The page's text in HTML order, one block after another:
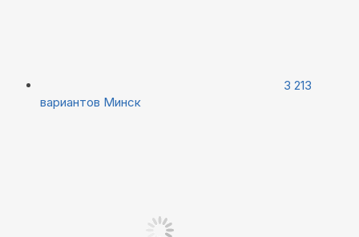
3 213
вариантов Минск